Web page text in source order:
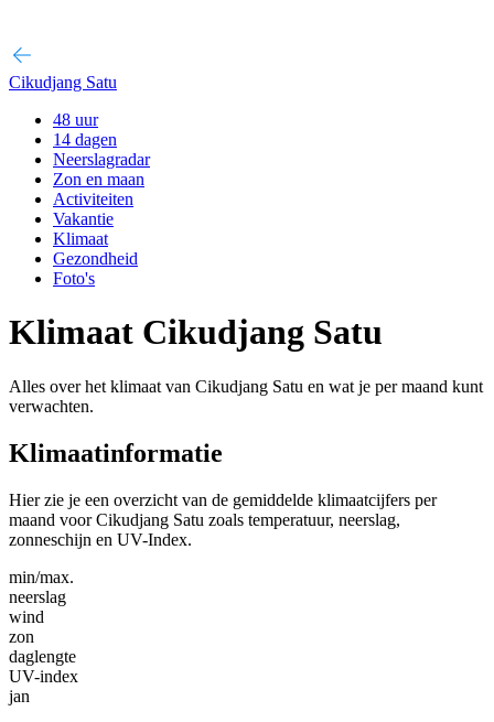
Cikudjang Satu
48 uur
14 dagen
Neerslagradar
Zon en maan
Activiteiten
Vakantie
Klimaat
Gezondheid
Foto's
Klimaat Cikudjang Satu
Alles over het klimaat van Cikudjang Satu en wat je per maand kunt
verwachten.
Klimaatinformatie
Hier zie je een overzicht van de gemiddelde klimaatcijfers per
maand voor Cikudjang Satu zoals temperatuur, neerslag,
zonneschijn en UV-Index.
min/max.
neerslag
wind
zon
daglengte
UV-index
jan